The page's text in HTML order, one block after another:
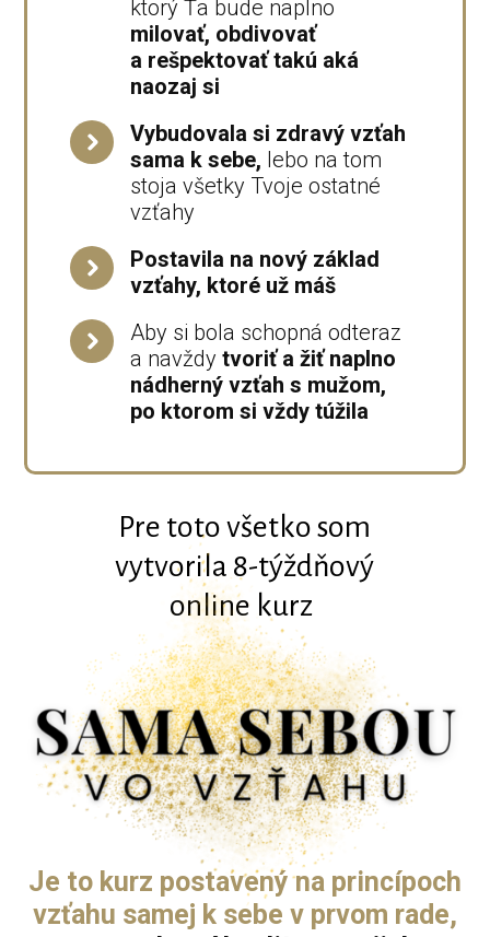
ktorý Ťa bude naplno
milovať, obdivovať
a rešpektovať takú aká
naozaj si
Vybudovala si zdravý vzťah
sama k sebe, lebo na tom
stoja všetky Tvoje ostatné
vzťahy
Postavila na nový základ
vzťahy, ktoré už máš
Aby si bola schopná odteraz
a navždy tvoriť a žiť naplno
nádherný vzťah s mužom,
po ktorom si vždy túžila
Pre toto všetko som
vytvorila 8-týždňový
online kurz
Je to kurz postavený na princípoch
vzťahu samej k sebe v prvom rade,